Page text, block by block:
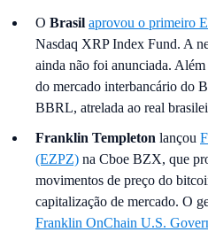
O Brasil aprovou o primeiro
Nasdaq XRP Index Fund. A
ainda não foi anunciada. Além
do mercado interbancário do
BBRL, atrelada ao real
Franklin Templeton lançou
(EZPZ) na Cboe BZX, que
movimentos de preço do
capitalização de mercado. O
Franklin OnChain U.S.